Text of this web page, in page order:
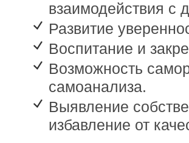
взаимодействия с
Развитие
Воспитание и
Возможность
самоанализа.
Выявление
избавление от